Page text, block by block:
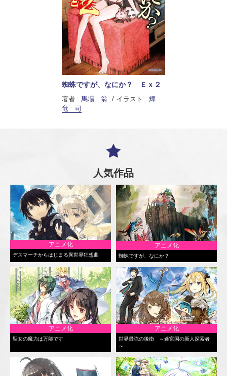
蜘蛛ですが、なにか？ Ｅｘ２
著者 : 馬場 翁 イラスト : 輝
竜 司
人気作品
アニメ化
デスマーチからはじまる異世界狂想曲
アニメ化
蜘蛛ですが、なにか？
アニメ化
聖女の魔力は万能です
アニメ化
世界最強の後衛 ～迷宮国の新人探索者
～